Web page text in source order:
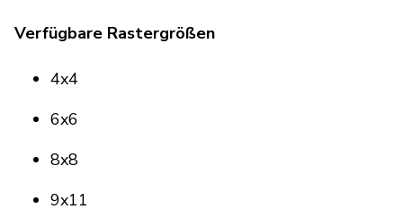
Verfügbare Rastergrößen
4x4
6x6
8x8
9x11